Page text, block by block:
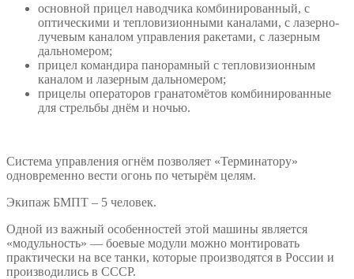
основной прицел наводчика комбинированный, с
оптическими и тепловизионными каналами, с лазерно-
лучевым каналом управления ракетами, с лазерным
дальномером;
прицел командира панорамный с тепловизионным
каналом и лазерным дальномером;
прицелы операторов гранатомётов комбинированные
для стрельбы днём и ночью.
Система управления огнём позволяет «Терминатору»
одновременно вести огонь по четырём целям.
Экипаж БМПТ – 5 человек.
Одной из важный особенностей этой машины является
«модульность» — боевые модули можно монтировать
практически на все танки, которые производятся в России и
производились в СССР.